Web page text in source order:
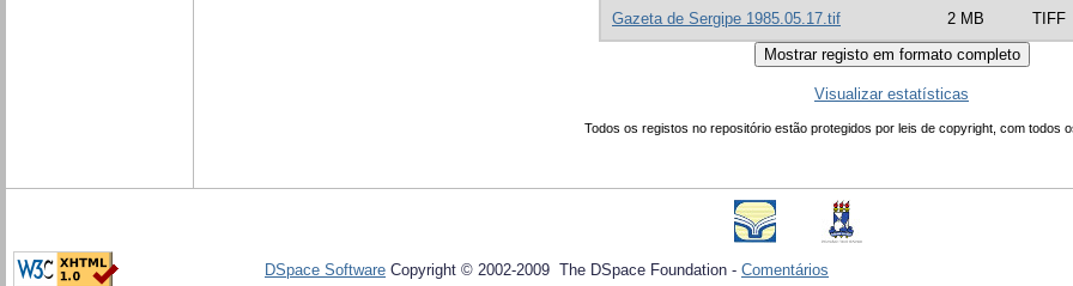
Gazeta de Sergipe 1985.05.17.tif
2 MB TIFF
Visualizar estatísticas
Todos os registos no repositório estão protegidos por leis de copyright, com todos
DSpace Software Copyright © 2002-2009 The DSpace Foundation - Comentários